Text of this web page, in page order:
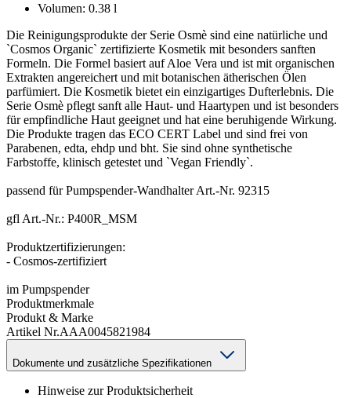
Volumen: 0.38 l
Die Reinigungsprodukte der Serie Osmè sind eine natürliche und
`Cosmos Organic` zertifizierte Kosmetik mit besonders sanften
Formeln. Die Formel basiert auf Aloe Vera und ist mit organischen
Extrakten angereichert und mit botanischen ätherischen Ölen
parfümiert. Die Kosmetik bietet ein einzigartiges Dufterlebnis. Die
Serie Osmè pflegt sanft alle Haut- und Haartypen und ist besonders
für empfindliche Haut geeignet und hat eine beruhigende Wirkung.
Die Produkte tragen das ECO CERT Label und sind frei von
Parabenen, edta, ehdp und bht. Sie sind ohne synthetische
Farbstoffe, klinisch getestet und `Vegan Friendly`.
passend für Pumpspender-Wandhalter Art.-Nr. 92315
gfl Art.-Nr.: P400R_MSM
Produktzertifizierungen:
- Cosmos-zertifiziert
im Pumpspender
Produktmerkmale
Produkt & Marke
Artikel Nr.AAA0045821984
Dokumente und zusätzliche Spezifikationen
Hinweise zur Produktsicherheit